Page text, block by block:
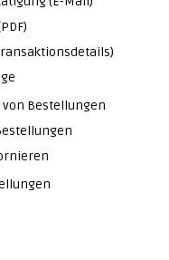
Bestellungen